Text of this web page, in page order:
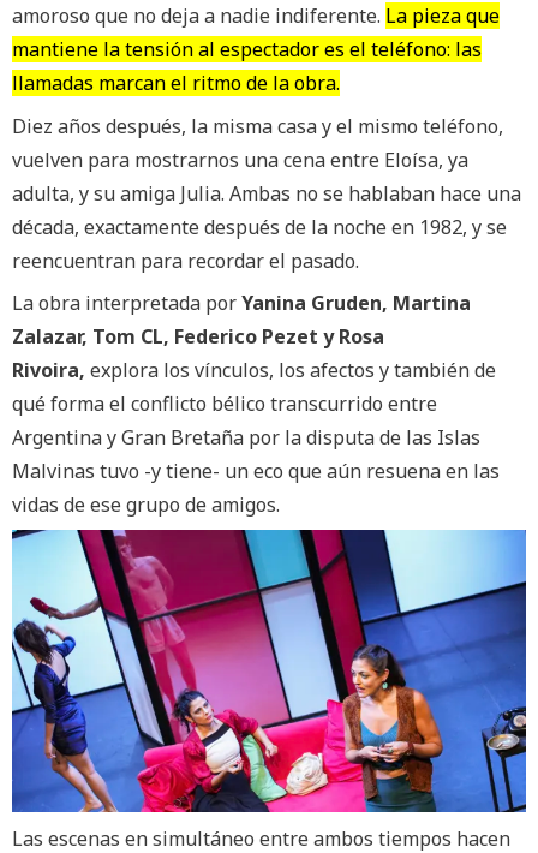
amoroso que no deja a nadie indiferente. La pieza que
mantiene la tensión al espectador es el teléfono: las
llamadas marcan el ritmo de la obra.
Diez años después, la misma casa y el mismo teléfono,
vuelven para mostrarnos una cena entre Eloísa, ya
adulta, y su amiga Julia. Ambas no se hablaban hace una
década, exactamente después de la noche en 1982, y se
reencuentran para recordar el pasado.
La obra interpretada porYanina Gruden, Martina
Zalazar, Tom CL, Federico Pezet y Rosa
Rivoira, explora los vínculos, los afectos y también de
qué forma el conflicto bélico transcurrido entre
Argentina y Gran Bretaña por la disputa de las Islas
Malvinas tuvo -y tiene- un eco que aún resuena en las
vidas de ese grupo de amigos.
Las escenas en simultáneo entre ambos tiempos hacen